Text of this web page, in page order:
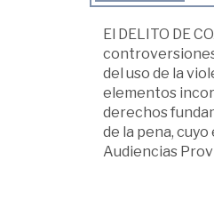
El DELITO DE
del uso de la
elementos
derechos
de la pena,
Audiencias